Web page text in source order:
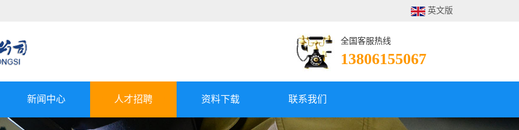
英文版
全国客服热线
13806155067
新闻中心 人才招聘 资料下载 联系我们